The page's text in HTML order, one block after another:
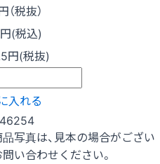
（税抜）
(税込)
円(税抜)
入れる
写真は、見本の場合がござい
い合わせください。